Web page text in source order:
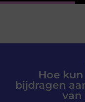
Hoe
bijdragen
van